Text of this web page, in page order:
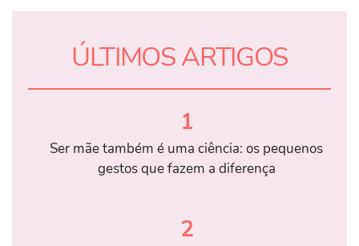
ÚLTIMOS ARTIGOS
1
Ser mãe também é uma ciência: os pequenos
gestos que fazem a diferença
2